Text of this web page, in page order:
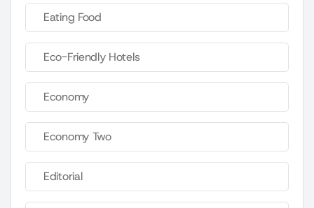
Eating Food
Eco-Friendly Hotels
Economy
Economy Two
Editorial